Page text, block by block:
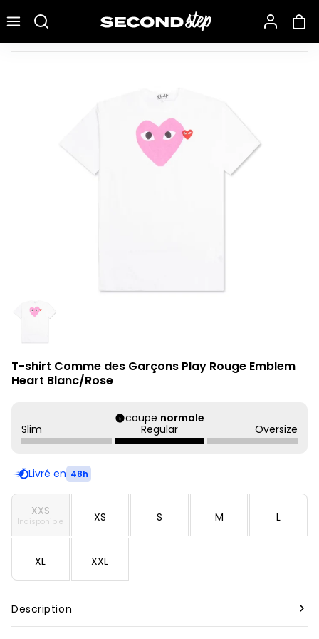
T-shirt Comme des Garçons Play Rouge Emblem Heart
T-shirt Comme des Garçons Play Rouge Emblem
Heart Blanc/Rose
coupe normale
Slim
Regular Oversize
Livré en 48h
XXS
Indisponible XS S M L
XL XXL
Description